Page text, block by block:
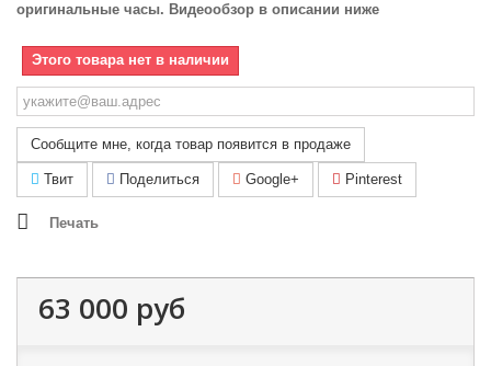
оригинальные часы. Видеообзор в описании ниже
Этого товара нет в наличии
Сообщите мне, когда товар появится в продаже
Твит Поделиться Google+ Pinterest
Печать
63 000 руб